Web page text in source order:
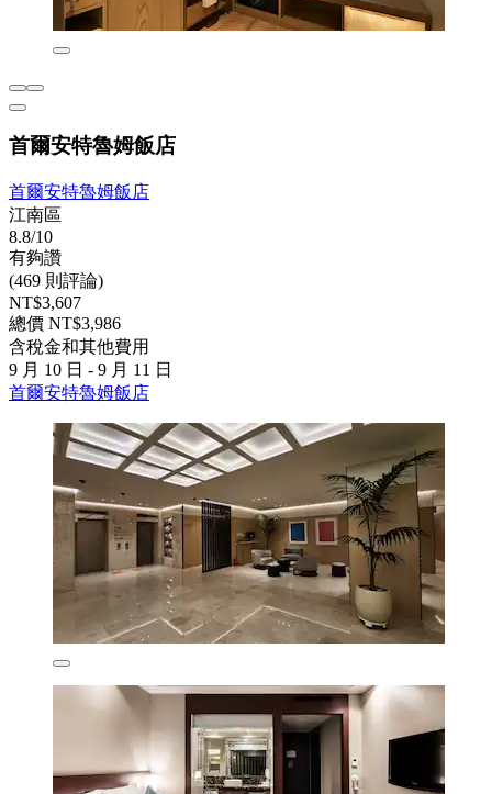
首爾安特魯姆飯店
首爾安特魯姆飯店
江南區
8.8/10
有夠讚
(469 則評論)
NT$3,607
總價 NT$3,986
含稅金和其他費用
9 月 10 日 - 9 月 11 日
首爾安特魯姆飯店